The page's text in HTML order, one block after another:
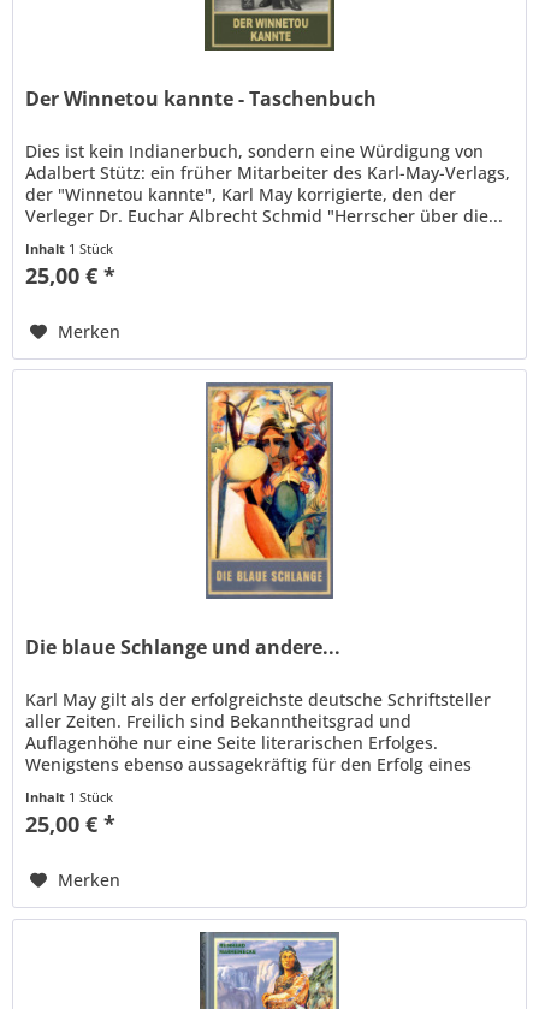
Der Winnetou kannte - Taschenbuch
Dies ist kein Indianerbuch, sondern eine Würdigung von
Adalbert Stütz: ein früher Mitarbeiter des Karl-May-Verlags,
der "Winnetou kannte", Karl May korrigierte, den der
Verleger Dr. Euchar Albrecht Schmid "Herrscher über die...
Inhalt 1 Stück
25,00 € *
Merken
Die blaue Schlange und andere...
Karl May gilt als der erfolgreichste deutsche Schriftsteller
aller Zeiten. Freilich sind Bekanntheitsgrad und
Auflagenhöhe nur eine Seite literarischen Erfolges.
Wenigstens ebenso aussagekräftig für den Erfolg eines
Inhalt 1 Stück
25,00 € *
Merken